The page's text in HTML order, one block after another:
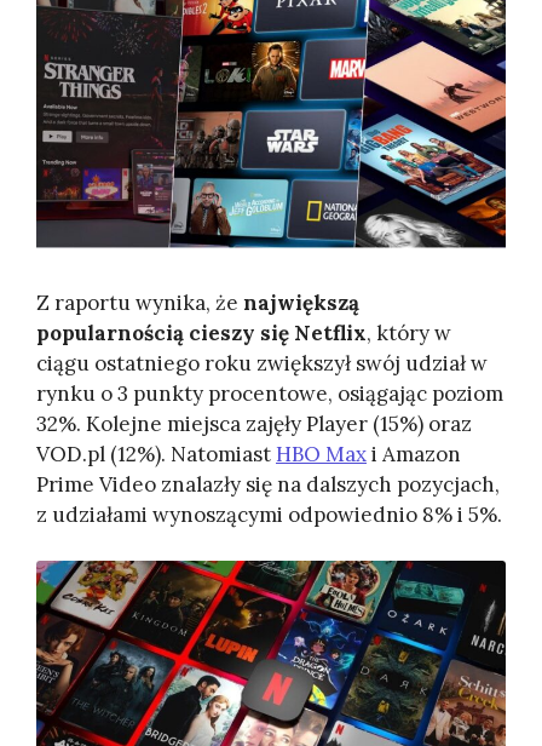
Z raportu wynika, że największą
popularnością cieszy się Netflix, który w
ciągu ostatniego roku zwiększył swój udział w
rynku o 3 punkty procentowe, osiągając poziom
32%. Kolejne miejsca zajęły Player (15%) oraz
VOD.pl (12%). Natomiast HBO Maxi Amazon
Prime Video znalazły się na dalszych pozycjach,
z udziałami wynoszącymi odpowiednio 8% i 5%.